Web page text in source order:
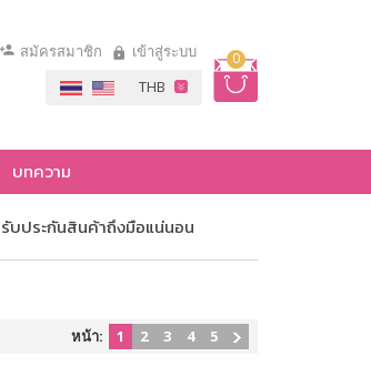
0
สมัครสมาชิก เข้าสู่ระบบ
บทความ
รับประกันสินค้าถึงมือแน่นอน
หน้า: 1 2 3 4 5